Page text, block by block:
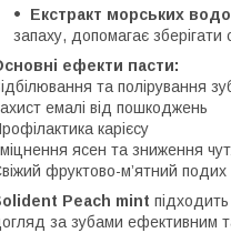
Екстракт морських
запаху, допомагає зберігати
ефекти пасти:
та полірування
емалі від пошкоджень
карієсу
ясен та зниження
фруктово-м’ятний подих
Peach mint
за зубами ефективним